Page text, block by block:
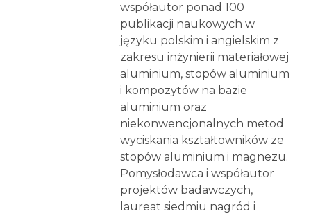
współautor ponad 100
publikacji naukowych w
języku polskim i angielskim z
zakresu inżynierii materiałowej
aluminium, stopów aluminium
i kompozytów na bazie
aluminium oraz
niekonwencjonalnych metod
wyciskania kształtowników ze
stopów aluminium i magnezu.
Pomysłodawca i współautor
projektów badawczych,
laureat siedmiu nagród i